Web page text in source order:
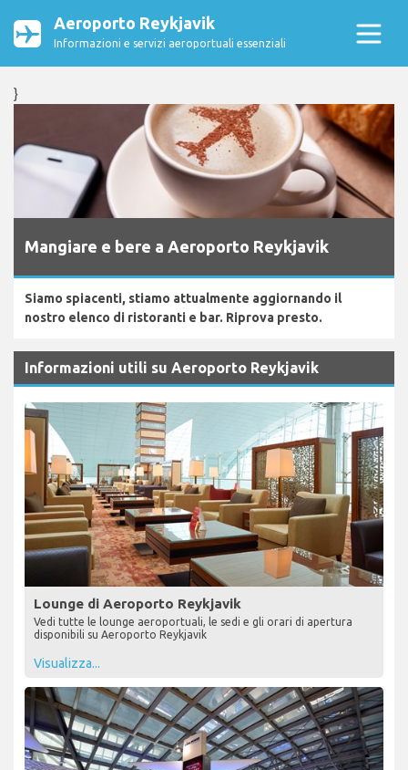
Aeroporto Reykjavik
Informazioni e servizi aeroportuali essenziali
}
Mangiare e bere a Aeroporto Reykjavik
Siamo spiacenti, stiamo attualmente aggiornando il
nostro elenco di ristoranti e bar. Riprova presto.
Informazioni utili su Aeroporto Reykjavik
Lounge di Aeroporto Reykjavik
Vedi tutte le lounge aeroportuali, le sedi e gli orari di apertura
disponibili su Aeroporto Reykjavik
Visualizza...